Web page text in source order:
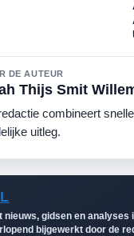
DE AUTEUR
Thijs Smit
combineert
uitleg.
gidsen en analyses
bijgewerkt door de